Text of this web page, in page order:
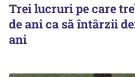
Trei lucruri pe care
de ani ca să întârzii
ani